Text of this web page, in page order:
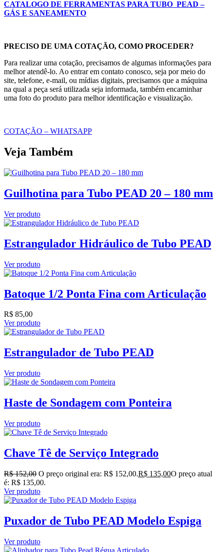
CATALOGO DE FERRAMENTAS PARA TUBO PEAD –
GÁS E SANEAMENTO
PRECISO DE UMA COTAÇÃO, COMO PROCEDER?
Para realizar uma cotação, precisamos de algumas informações para
melhor atendê-lo. Ao entrar em contato conosco, seja por meio do
site, telefone, e-mail, ou mídias digitais, precisamos que a máquina
na qual a peça será utilizada seja informada, também encaminhar
uma foto do produto para melhor identificação e visualização.
COTAÇÃO – WHATSAPP
Veja Também
Guilhotina para Tubo PEAD 20 – 180 mm
Ver produto
Estrangulador Hidráulico de Tubo PEAD
Ver produto
Batoque 1/2 Ponta Fina com Articulação
R$ 85,00
Ver produto
Estrangulador de Tubo PEAD
Ver produto
Haste de Sondagem com Ponteira
Ver produto
Chave Tê de Serviço Integrado
R$152,00 O preço original era: R$ 152,00.R$ 135,00O preço atual
é: R$ 135,00.
Ver produto
Puxador de Tubo PEAD Modelo Espiga
Ver produto